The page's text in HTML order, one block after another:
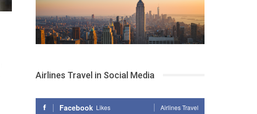
Airlines Travel in Social Media
Facebook Likes Airlines Travel